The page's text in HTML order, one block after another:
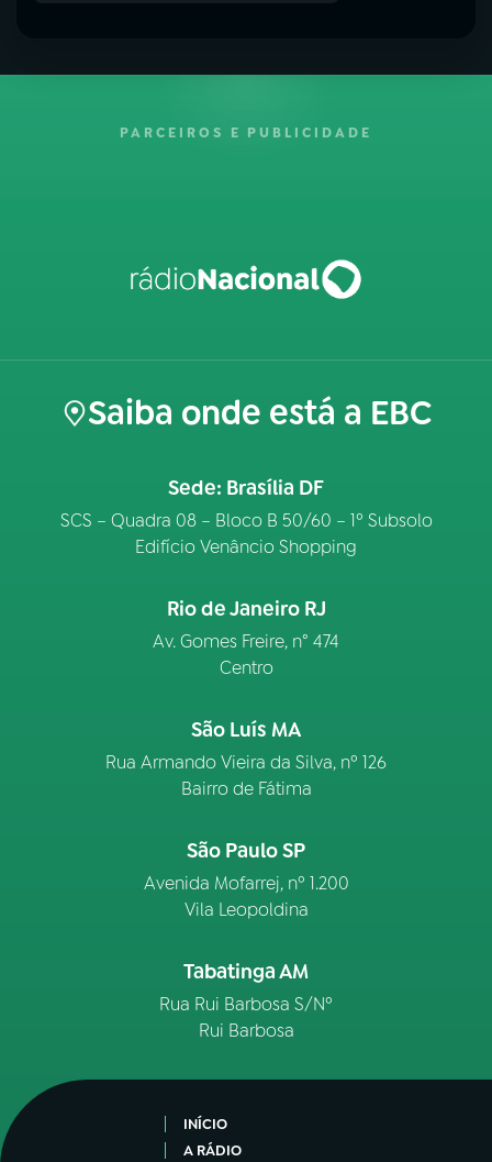
PARCEIROS E PUBLICIDADE
Saiba onde está a EBC
Sede: Brasília DF
SCS – Quadra 08 – Bloco B 50/60 – 1º Subsolo
Edifício Venâncio Shopping
Rio de Janeiro RJ
Av. Gomes Freire, n° 474
Centro
São Luís MA
Rua Armando Vieira da Silva, nº 126
Bairro de Fátima
São Paulo SP
Avenida Mofarrej, nº 1.200
Vila Leopoldina
Tabatinga AM
Rua Rui Barbosa S/Nº
Rui Barbosa
INÍCIO
A RÁDIO